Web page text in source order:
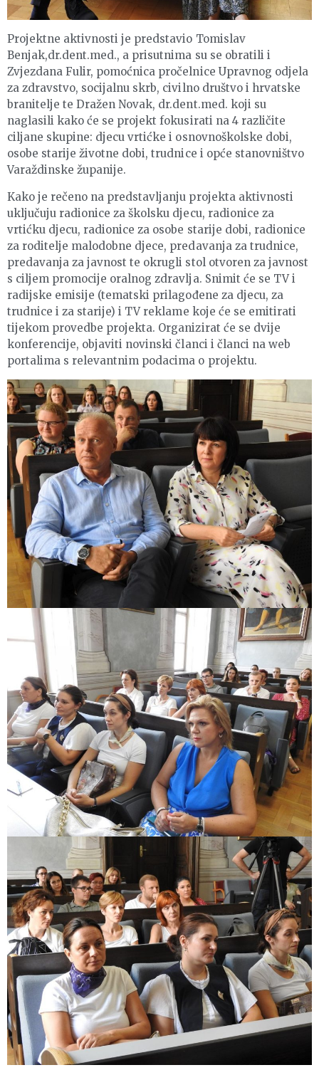
Projektne aktivnosti je predstavio Tomislav
Benjak,dr.dent.med., a prisutnima su se obratili i
Zvjezdana Fulir, pomoćnica pročelnice Upravnog odjela
za zdravstvo, socijalnu skrb, civilno društvo i hrvatske
branitelje te Dražen Novak, dr.dent.med. koji su
naglasili kako će se projekt fokusirati na 4 različite
ciljane skupine: djecu vrtićke i osnovnoškolske dobi,
osobe starije životne dobi, trudnice i opće stanovništvo
Varaždinske županije.
Kako je rečeno na predstavljanju projekta aktivnosti
uključuju radionice za školsku djecu, radionice za
vrtićku djecu, radionice za osobe starije dobi, radionice
za roditelje malodobne djece, predavanja za trudnice,
predavanja za javnost te okrugli stol otvoren za javnost
s ciljem promocije oralnog zdravlja. Snimit će se TV i
radijske emisije (tematski prilagođene za djecu, za
trudnice i za starije) i TV reklame koje će se emitirati
tijekom provedbe projekta. Organizirat će se dvije
konferencije, objaviti novinski članci i članci na web
portalima s relevantnim podacima o projektu.